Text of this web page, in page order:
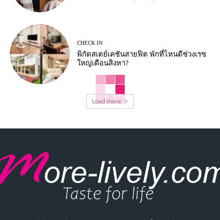
CHECK IN
พิกัดสเตย์เคชันสายฟิต พักที่ไหนดีช่วงเรซ
ใหญ่เดือนสิงหา?
Load more